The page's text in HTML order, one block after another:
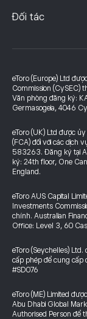
Đối tác
eToro (Europe) Ltd
Commission (CySEC)
Văn phòng đăng ký:
Germasogeia, 4046
eToro (UK) Ltd được
(FCA) đối với các dịch
583263. Đăng ký tại
ký: 24th floor, One
England.
eToro AUS Capital
Investments
chính. Australian
Office: Level 3, 60
eToro (Seychelles)
cấp phép để cung cấp
#SD076
eToro (ME) Limited
Abu Dhabi Global
Authorised Person để